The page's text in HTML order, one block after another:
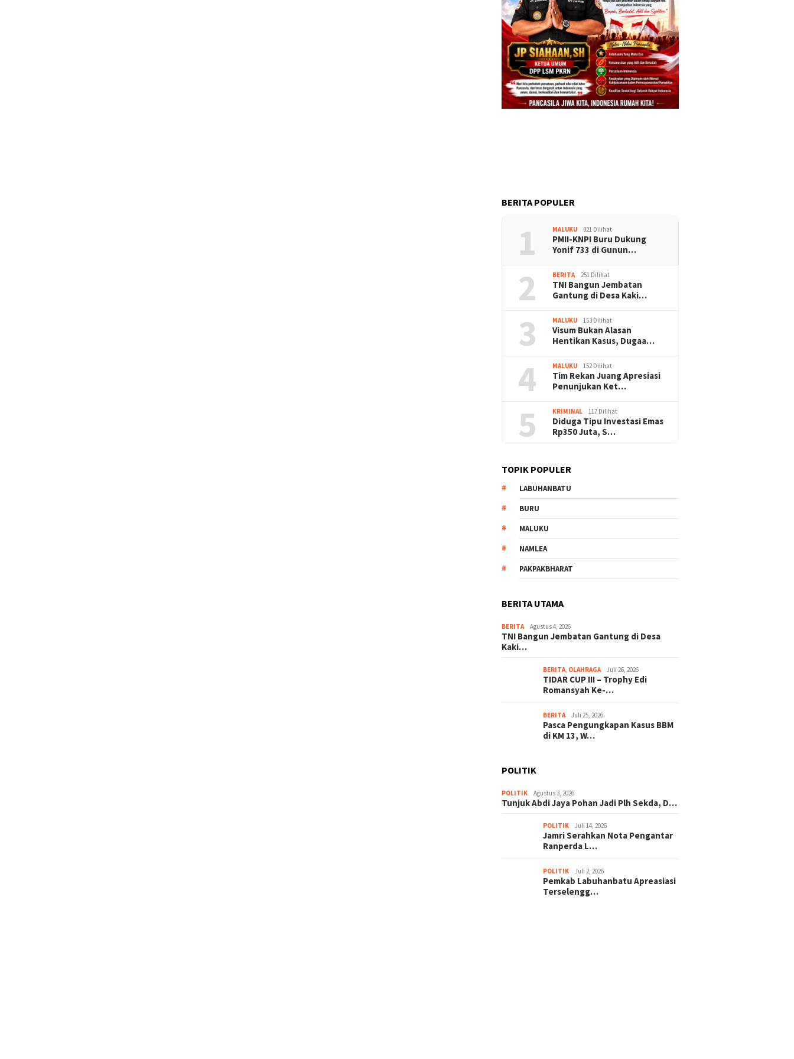
BERITA POPULER
1 MALUKU 321 Dilihat
PMII-KNPI Buru Dukung
Yonif 733 di Gunun…
2 BERITA 251 Dilihat
TNI Bangun Jembatan
Gantung di Desa Kaki…
3 MALUKU 153 Dilihat
Visum Bukan Alasan
Hentikan Kasus, Dugaa…
4 MALUKU 152 Dilihat
Tim Rekan Juang Apresiasi
Penunjukan Ket…
5 KRIMINAL 117 Dilihat
Diduga Tipu Investasi Emas
Rp350 Juta, S…
TOPIK POPULER
LABUHANBATU
BURU
MALUKU
NAMLEA
PAKPAKBHARAT
BERITA UTAMA
BERITA Agustus 4, 2026
TNI Bangun Jembatan Gantung di Desa
Kaki…
BERITA, OLAHRAGA Juli 26, 2026
TIDAR CUP III – Trophy Edi
Romansyah Ke-…
BERITA Juli 25, 2026
Pasca Pengungkapan Kasus BBM
di KM 13, W…
POLITIK
POLITIK Agustus 3, 2026
Tunjuk Abdi Jaya Pohan Jadi Plh Sekda, D…
POLITIK Juli 14, 2026
Jamri Serahkan Nota Pengantar
Ranperda L…
POLITIK Juli 2, 2026
Pemkab Labuhanbatu Apreasiasi
Terselengg…